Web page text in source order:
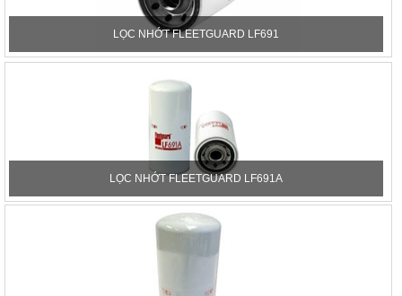
LỌC NHỚT FLEETGUARD LF691
LỌC NHỚT FLEETGUARD LF691A